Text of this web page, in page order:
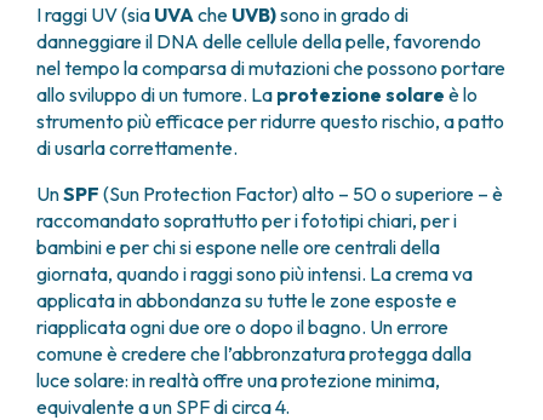
I raggi UV (sia UVA che UVB)sono in grado di
danneggiare il DNA delle cellule della pelle, favorendo
nel tempo la comparsa di mutazioni che possono portare
allo sviluppo di un tumore. La protezione solare è lo
strumento più efficace per ridurre questo rischio, a patto
di usarla correttamente.
UnSPF (Sun Protection Factor) alto – 50 o superiore – è
raccomandato soprattutto per i fototipi chiari, per i
bambini e per chi si espone nelle ore centrali della
giornata, quando i raggi sono più intensi. La crema va
applicata in abbondanza su tutte le zone esposte e
riapplicata ogni due ore o dopo il bagno. Un errore
comune è credere che l’abbronzatura protegga dalla
luce solare: in realtà offre una protezione minima,
equivalente a un SPF di circa 4.